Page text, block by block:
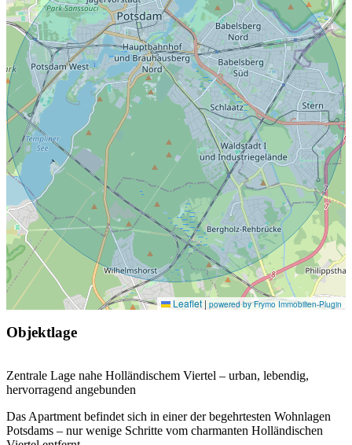
Leaflet | powered by Frymo Immobilien-Plugin
Objektlage
Zentrale Lage nahe Holländischem Viertel – urban, lebendig,
hervorragend angebunden
Das Apartment befindet sich in einer der begehrtesten Wohnlagen
Potsdams – nur wenige Schritte vom charmanten Holländischen